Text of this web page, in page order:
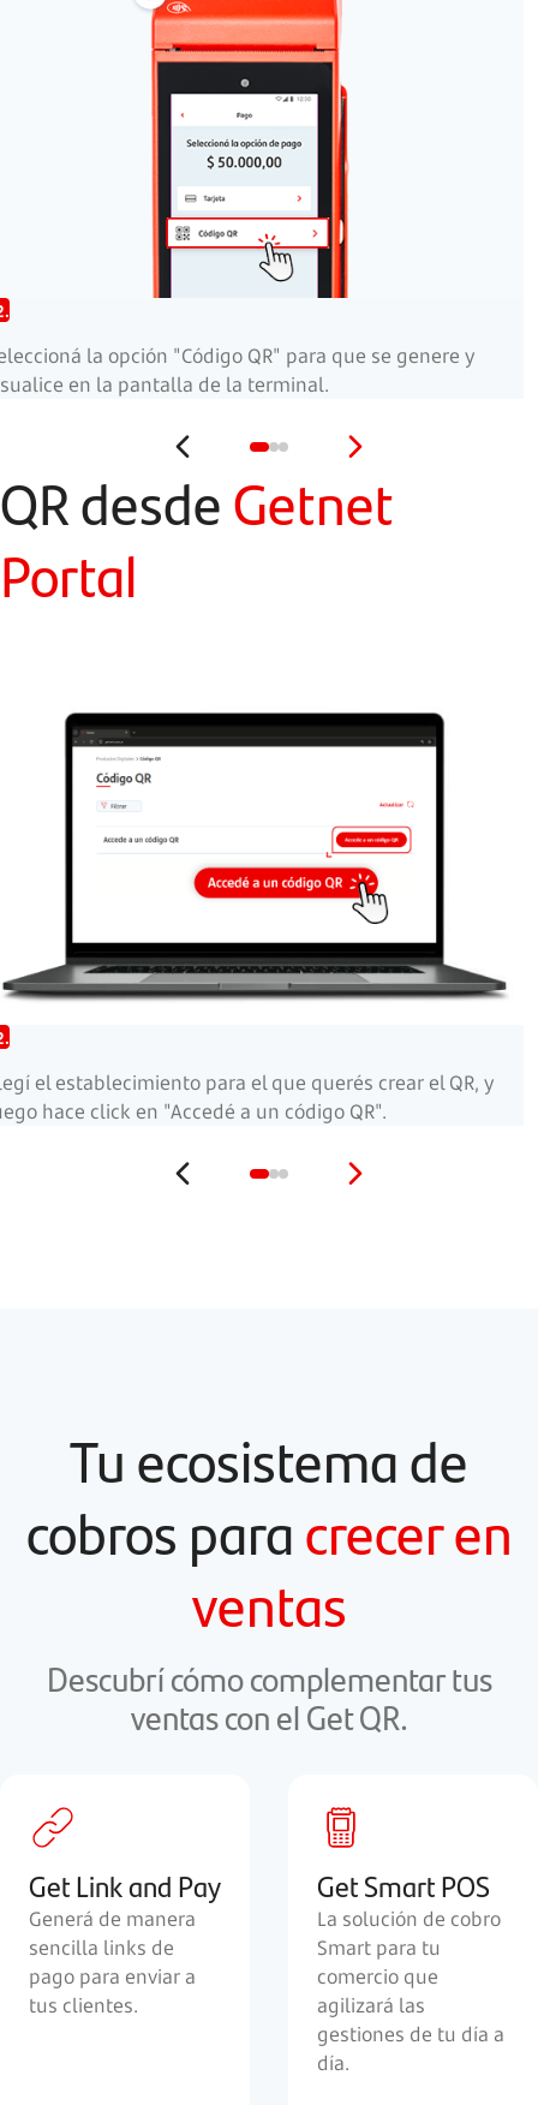
la opción "Código QR" para que se genere y
en la pantalla de la terminal.
QR desdeGetnet
Portal
el establecimiento para el que querés crear el QR, y
hace click en "Accedé a un código QR".
Tu ecosistema de
cobros paracrecer en
ventas
Descubrí cómo complementar tus
ventas con el Get QR.
Get Link and Pay
Generá de manera
sencilla links de
pago para enviar a
tus clientes.
Get Smart POS
La solución de cobro
Smart para tu
comercio que
agilizará las
gestiones de tu día a
día.